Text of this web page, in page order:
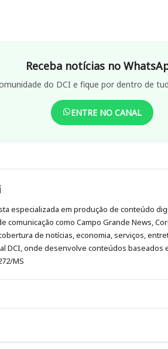
Receba notícias no
do DCI e fique por dentro de
ENTRE NO CANAL
especializada em produção de conteúdo
comunicação como Campo Grande News,
de notícias, economia, serviços,
DCI, onde desenvolve conteúdos baseados
MS